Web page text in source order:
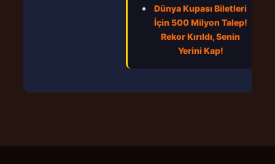
Dünya Kupası Biletleri
İçin 500 Milyon Talep!
Rekor Kırıldı, Senin
Yerini Kap!